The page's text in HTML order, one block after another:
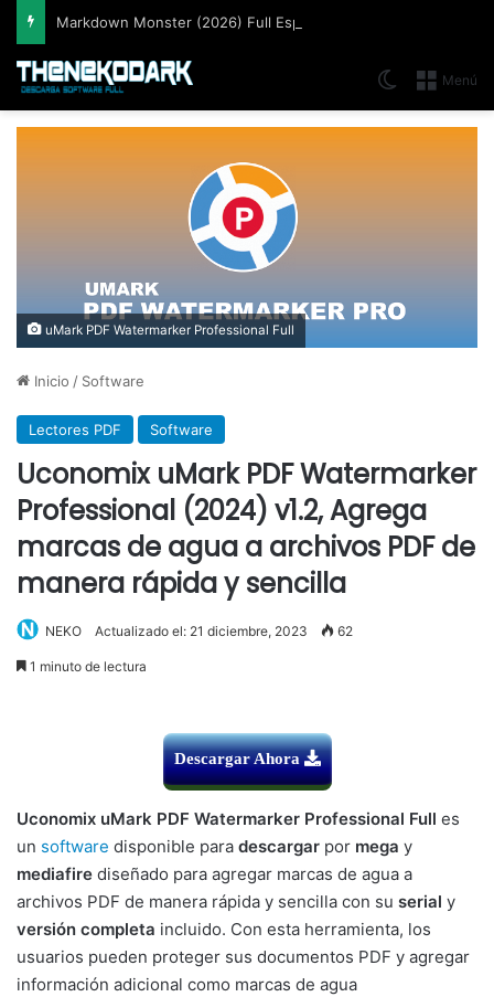
Markdown Monster (2026) Full Español [Mega]
Menú
Switch skin
uMark PDF Watermarker Professional Full
Inicio / Software
Lectores PDF Software
Uconomix uMark PDF Watermarker
Professional (2024) v1.2, Agrega
marcas de agua a archivos PDF de
manera rápida y sencilla
NEKO Actualizado el: 21 diciembre, 2023 62
1 minuto de lectura
Descargar Ahora
Uconomix uMark PDF Watermarker Professional Full es
un software disponible para descargar por mega y
mediafire diseñado para agregar marcas de agua a
archivos PDF de manera rápida y sencilla con su serial y
versión completa incluido. Con esta herramienta, los
usuarios pueden proteger sus documentos PDF y agregar
información adicional como marcas de agua